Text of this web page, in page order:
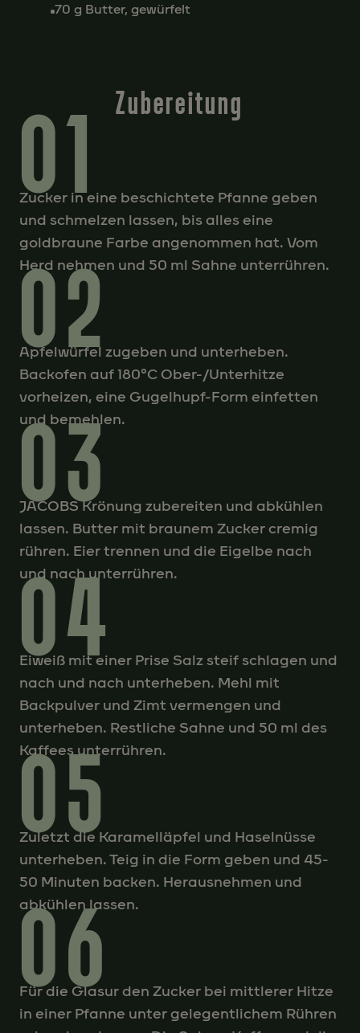
70 g Butter, gewürfelt
Zubereitung
01
Zucker in eine beschichtete Pfanne geben
und schmelzen lassen, bis alles eine
goldbraune Farbe angenommen hat. Vom
Herd nehmen und 50 ml Sahne unterrühren.
02
Apfelwürfel zugeben und unterheben.
Backofen auf 180°C Ober-/Unterhitze
vorheizen, eine Gugelhupf-Form einfetten
und bemehlen.
03
JACOBS Krönung zubereiten und abkühlen
lassen. Butter mit braunem Zucker cremig
rühren. Eier trennen und die Eigelbe nach
und nach unterrühren.
04
Eiweiß mit einer Prise Salz steif schlagen und
nach und nach unterheben. Mehl mit
Backpulver und Zimt vermengen und
unterheben. Restliche Sahne und 50 ml des
Kaffees unterrühren.
05
Zuletzt die Karamelläpfel und Haselnüsse
unterheben. Teig in die Form geben und 45-
50 Minuten backen. Herausnehmen und
abkühlen lassen.
06
Für die Glasur den Zucker bei mittlerer Hitze
in einer Pfanne unter gelegentlichem Rühren